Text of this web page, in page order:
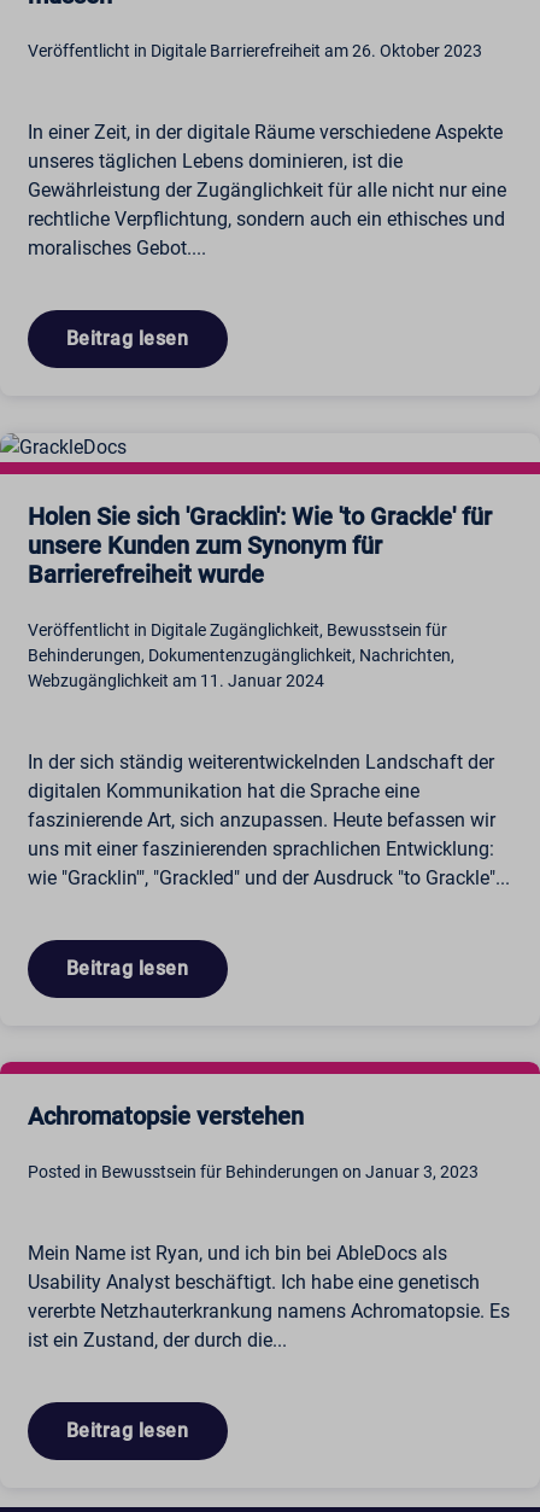
Veröffentlicht in Digitale Barrierefreiheit am 26. Oktober 2023
In einer Zeit, in der digitale Räume verschiedene Aspekte
unseres täglichen Lebens dominieren, ist die
Gewährleistung der Zugänglichkeit für alle nicht nur eine
rechtliche Verpflichtung, sondern auch ein ethisches und
moralisches Gebot....
Beitrag lesen
Holen Sie sich 'Gracklin': Wie 'to Grackle' für
unsere Kunden zum Synonym für
Barrierefreiheit wurde
Veröffentlicht in Digitale Zugänglichkeit, Bewusstsein für
Behinderungen, Dokumentenzugänglichkeit, Nachrichten,
Webzugänglichkeit am 11. Januar 2024
In der sich ständig weiterentwickelnden Landschaft der
digitalen Kommunikation hat die Sprache eine
faszinierende Art, sich anzupassen. Heute befassen wir
uns mit einer faszinierenden sprachlichen Entwicklung:
wie "Gracklin'", "Grackled" und der Ausdruck "to Grackle"...
Beitrag lesen
Achromatopsie verstehen
Posted in Bewusstsein für Behinderungen on Januar 3, 2023
Mein Name ist Ryan, und ich bin bei AbleDocs als
Usability Analyst beschäftigt. Ich habe eine genetisch
vererbte Netzhauterkrankung namens Achromatopsie. Es
ist ein Zustand, der durch die...
Beitrag lesen